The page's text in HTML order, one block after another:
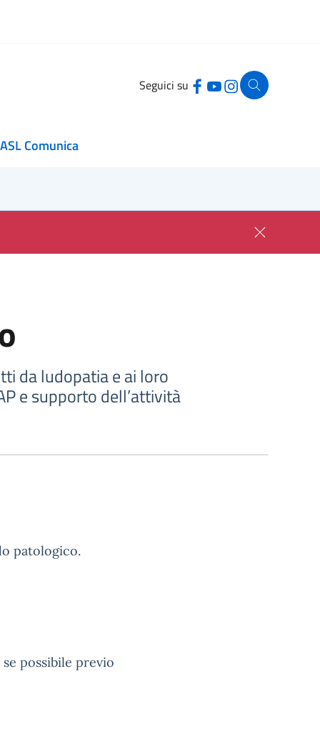
Seguici su
ASL Comunica
da ludopatia e ai loro
e supporto dell’attività
patologico.
possibile previo